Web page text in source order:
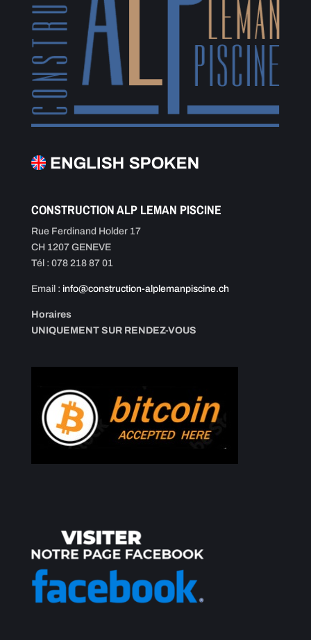
CONSTRUCTION ALP LEMAN PISCINE
Rue Ferdinand Holder 17
CH 1207 GENEVE
Tél : 078 218 87 01
Email : info@construction-alplemanpiscine.ch
Horaires
UNIQUEMENT SUR RENDEZ-VOUS